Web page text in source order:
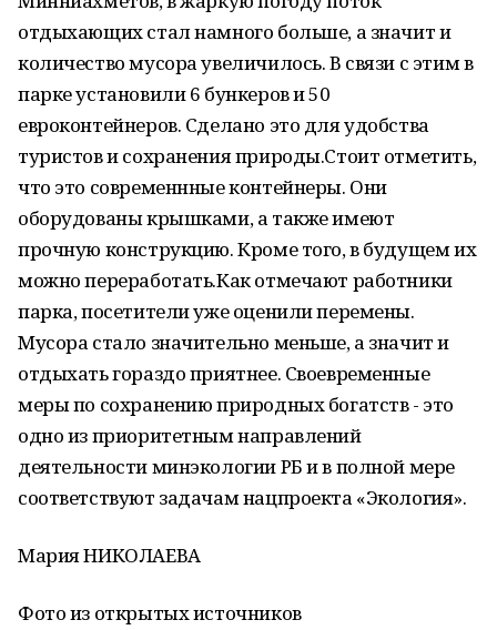
отдыхающих стал намного больше, а значит и
количество мусора увеличилось. В связи с этим в
парке установили 6 бункеров и 50
евроконтейнеров. Сделано это для удобства
туристов и сохранения природы.Стоит отметить,
что это современнные контейнеры. Они
оборудованы крышками, а также имеют
прочную конструкцию. Кроме того, в будущем их
можно переработать.Как отмечают работники
парка, посетители уже оценили перемены.
Мусора стало значительно меньше, а значит и
отдыхать гораздо приятнее. Своевременные
меры по сохранению природных богатств - это
одно из приоритетным направлений
деятельности минэкологии РБ и в полной мере
соответствуют задачам нацпроекта «Экология».
Мария НИКОЛАЕВА
Фото из открытых источников